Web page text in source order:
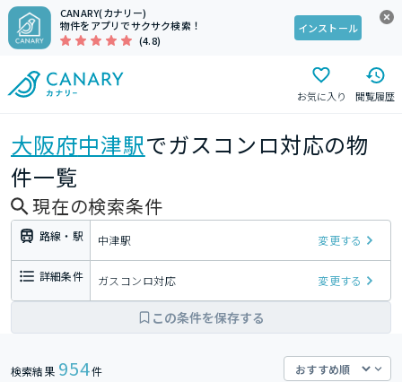
CANARY(カナリー)
物件をアプリでサクサク検索！
(4.8)
インストール
お気に入り 閲覧履歴
大阪府中津駅でガスコンロ対応の物
件一覧
現在の検索条件
路線・駅 中津駅 変更する
詳細条件 ガスコンロ対応 変更する
この条件を保存する
検索結果 954件